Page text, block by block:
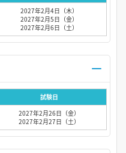
2027年2月4日（木）
2027年2月5日（金）
2027年2月6日（土）
試験日
2027年2月26日（金）
2027年2月27日（土）